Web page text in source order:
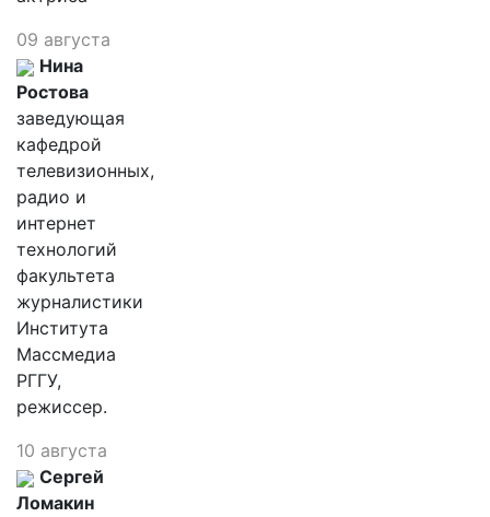
09 августа
Нина
Ростова
заведующая
кафедрой
телевизионных,
радио и
интернет
технологий
факультета
журналистики
Института
Массмедиа
РГГУ,
режиссер.
10 августа
Сергей
Ломакин